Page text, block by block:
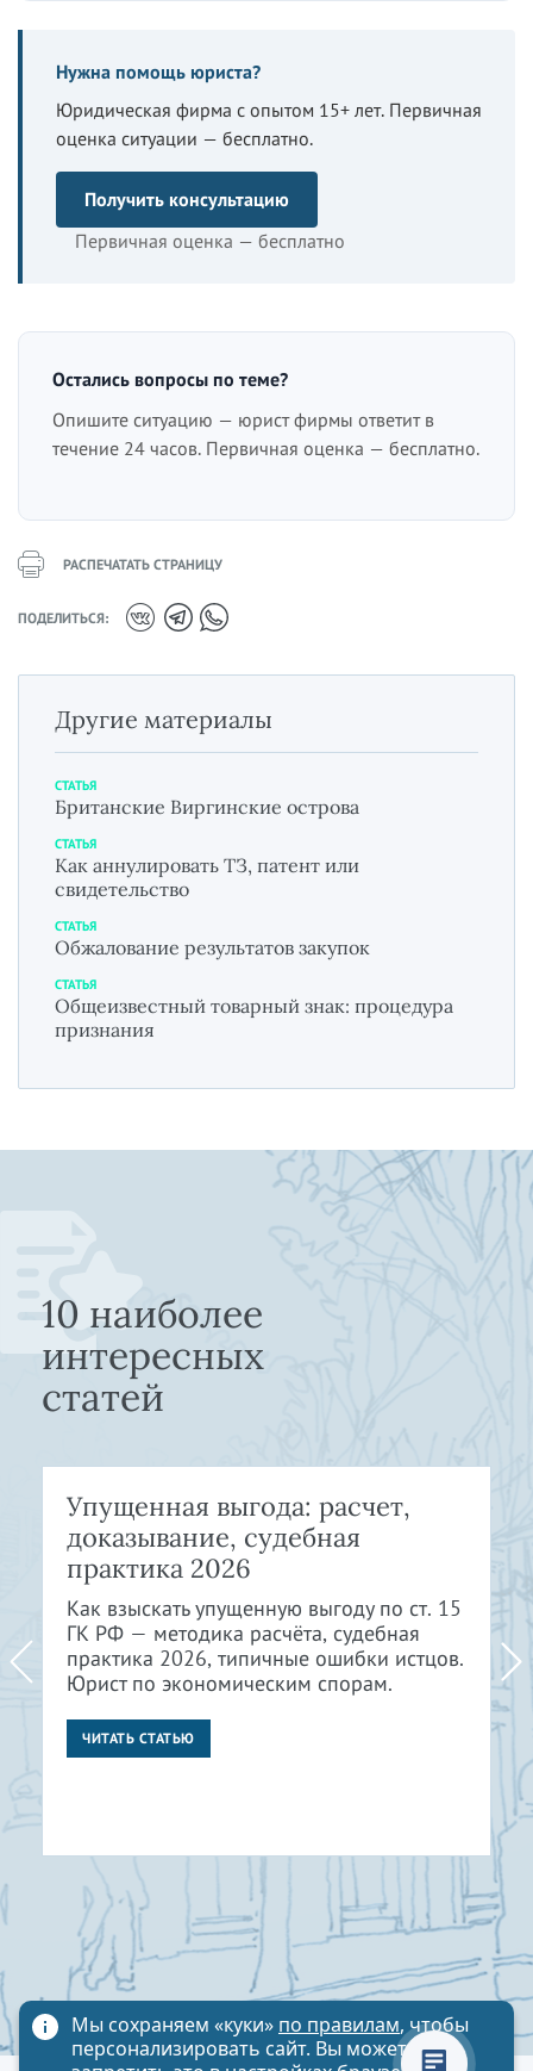
Нужна помощь юриста?
Юридическая фирма с опытом 15+ лет. Первичная
оценка ситуации — бесплатно.
Получить консультацию
Первичная оценка — бесплатно
Остались вопросы по теме?
Опишите ситуацию — юрист фирмы ответит в
течение 24 часов. Первичная оценка — бесплатно.
РАСПЕЧАТАТЬ СТРАНИЦУ
ПОДЕЛИТЬСЯ:
Другие материалы
СТАТЬЯ
Британские Виргинские острова
СТАТЬЯ
Как аннулировать ТЗ, патент или
свидетельство
СТАТЬЯ
Обжалование результатов закупок
СТАТЬЯ
Общеизвестный товарный знак: процедура
признания
10 наиболее
интересных
статей
Упущенная выгода: расчет,
доказывание, судебная
практика 2026
Как взыскать упущенную выгоду по ст. 15
ГК РФ — методика расчёта, судебная
практика 2026, типичные ошибки истцов.
Юрист по экономическим спорам.
ЧИТАТЬ СТАТЬЮ
Мы сохраняем «куки» по правилам, чтобы
персонализировать сайт. Вы можете